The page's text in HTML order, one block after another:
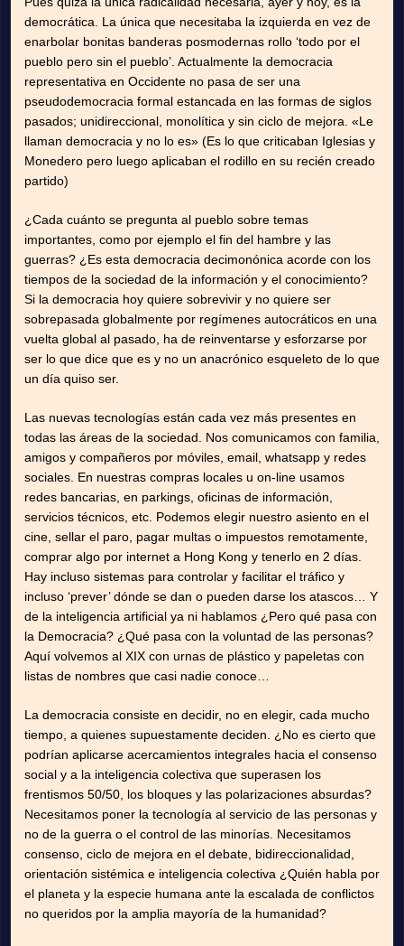
democrática. La única que necesitaba la izquierda en vez de
enarbolar bonitas banderas posmodernas rollo ‘todo por el
pueblo pero sin el pueblo’. Actualmente la democracia
representativa en Occidente no pasa de ser una
pseudodemocracia formal estancada en las formas de siglos
pasados; unidireccional, monolítica y sin ciclo de mejora. «Le
llaman democracia y no lo es» (Es lo que criticaban Iglesias y
Monedero pero luego aplicaban el rodillo en su recién creado
partido)
¿Cada cuánto se pregunta al pueblo sobre temas
importantes, como por ejemplo el fin del hambre y las
guerras? ¿Es esta democracia decimonónica acorde con los
tiempos de la sociedad de la información y el conocimiento?
Si la democracia hoy quiere sobrevivir y no quiere ser
sobrepasada globalmente por regímenes autocráticos en una
vuelta global al pasado, ha de reinventarse y esforzarse por
ser lo que dice que es y no un anacrónico esqueleto de lo que
un día quiso ser.
Las nuevas tecnologías están cada vez más presentes en
todas las áreas de la sociedad. Nos comunicamos con familia,
amigos y compañeros por móviles, email, whatsapp y redes
sociales. En nuestras compras locales u on-line usamos
redes bancarias, en parkings, oficinas de información,
servicios técnicos, etc. Podemos elegir nuestro asiento en el
cine, sellar el paro, pagar multas o impuestos remotamente,
comprar algo por internet a Hong Kong y tenerlo en 2 días.
Hay incluso sistemas para controlar y facilitar el tráfico y
incluso ‘prever’ dónde se dan o pueden darse los atascos… Y
de la inteligencia artificial ya ni hablamos ¿Pero qué pasa con
la Democracia? ¿Qué pasa con la voluntad de las personas?
Aquí volvemos al XIX con urnas de plástico y papeletas con
listas de nombres que casi nadie conoce…
La democracia consiste en decidir, no en elegir, cada mucho
tiempo, a quienes supuestamente deciden. ¿No es cierto que
podrían aplicarse acercamientos integrales hacia el consenso
social y a la inteligencia colectiva que superasen los
frentismos 50/50, los bloques y las polarizaciones absurdas?
Necesitamos poner la tecnología al servicio de las personas y
no de la guerra o el control de las minorías. Necesitamos
consenso, ciclo de mejora en el debate, bidireccionalidad,
orientación sistémica e inteligencia colectiva ¿Quién habla por
el planeta y la especie humana ante la escalada de conflictos
no queridos por la amplia mayoría de la humanidad?